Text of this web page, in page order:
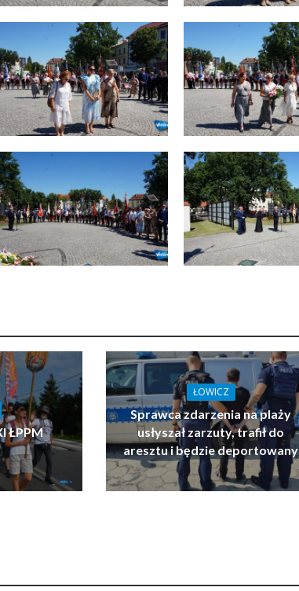
ŁPPM
ŁOWICZ
Sprawca zdarzenia na plaży
usłyszał zarzuty, trafił do
aresztu i będzie deportowany